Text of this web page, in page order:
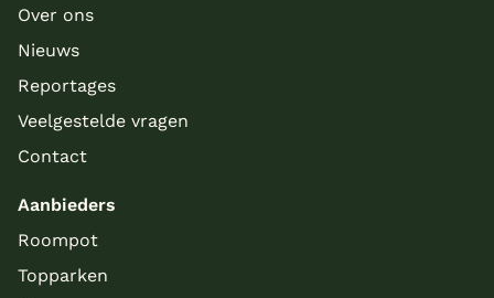
Over ons
Nieuws
Reportages
Veelgestelde vragen
Contact
Aanbieders
Roompot
Topparken